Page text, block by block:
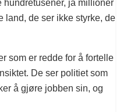
hundretusener, ja millioner
land, de ser ikke styrke, de
som er redde for å fortelle
De ser politiet som
å gjøre jobben sin, og